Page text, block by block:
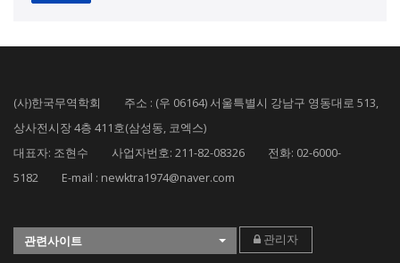
(사)한국무역학회 주소 : (우 06164) 서울특별시 강남구 영동대로 513,
상사전시장 4층 411호(삼성동, 코엑스)
대표자: 조현수 사업자번호: 211-82-08326 전화: 02-6000-
5182 E-mail : newktra1974@naver.com
관련사이트 관리자